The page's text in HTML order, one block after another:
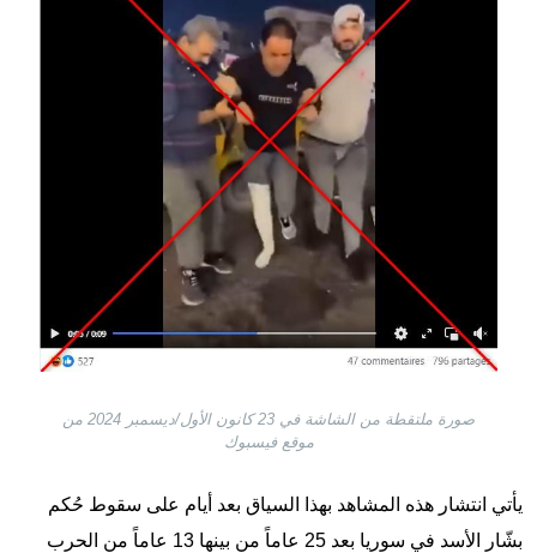
صورة ملتقطة من الشاشة في 23 كانون الأول/ديسمبر 2024 من
موقع فيسبوك
يأتي انتشار هذه المشاهد بهذا السياق بعد أيام على سقوط حُكم
بشّار الأسد في سوريا بعد 25 عاماً من بينها 13 عاماً من الحرب